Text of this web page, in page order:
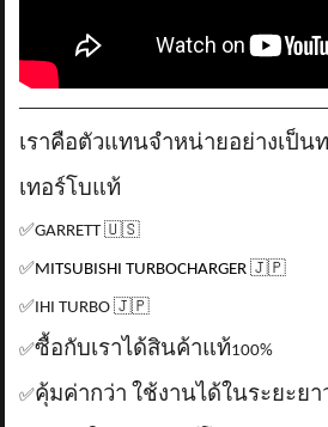
เราคือตัวแทนจำหน่ายอย่างเป็น
เทอร์โบแท้
✅GARRETT🇺🇸
✅ MITSUBISHI TURBOCHARGER 🇯🇵
✅ IHI TURBO🇯🇵
✅ซื้อกับเราได้สินค้าแท้100%
✅คุ้มค่ากว่า ใช้งานได้ในระยะยา